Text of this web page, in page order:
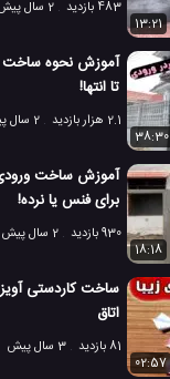
483 بازدید
2 سال پیش
13:21
آموزش نحوه ساخت
تا انتها!
2.1 هزار بازدید
2 سال پیش
38:30
آموزش ساخت ورودی
برای فنس یا نرده!
930 بازدید
2 سال پیش
18:18
ساخت کاردستی
اتاق
81 بازدید
3 سال پیش
02:57